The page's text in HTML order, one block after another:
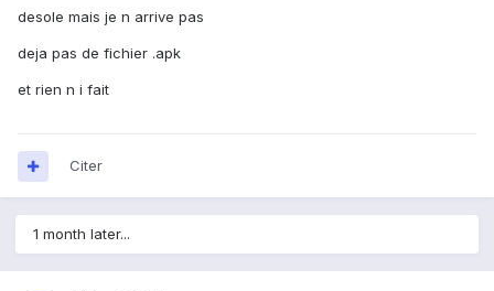
desole mais je n arrive pas
deja pas de fichier .apk
et rien n i fait
Citer
1 month later...